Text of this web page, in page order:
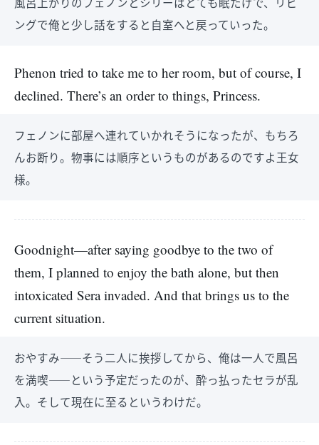
ングで俺と少し話をすると自室へと戻っていった。
Phenon tried to take me to her room, but of course, I
declined. There’s an order to things, Princess.
フェノンに部屋へ連れていかれそうになったが、もちろ
んお断り。物事には順序というものがあるのですよ王女
様。
Goodnight—after saying goodbye to the two of
them, I planned to enjoy the bath alone, but then
intoxicated Sera invaded. And that brings us to the
current situation.
おやすみ――そう二人に挨拶してから、俺は一人で風呂
を満喫――という予定だったのが、酔っ払ったセラが乱
入。そして現在に至るというわけだ。